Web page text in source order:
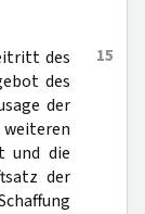
15
des
des
der
und die
der